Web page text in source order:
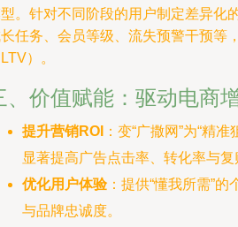
。针对不同阶段的用户制定差异化
任务、会员等级、流失预警干预等
）。
、价值赋能：驱动电商
提升营销ROI
：变“广撒网”为“精
显著提高广告点击率、转化率与复
优化用户体验：提供“懂我所需”
与品牌忠诚度。